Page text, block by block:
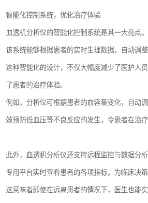
智能化控制系统，优化治疗体验
血透机分析仪的智能化控制系统是其一大亮点。
该系统能够根据患者的实时生理数据，自动调整
这种智能化的设计，不仅大幅度减少了医护人
了患者的治疗体验。
例如，分析仪可根据患者的血容量变化，自动
效预防低血压等不良反应的发生，令患者在治疗
此外，血透机分析仪还支持远程监控与数据分
专用平台实时查看患者的各项指标，为临床决策
这意味着即使在远离患者的情况下，医生也能